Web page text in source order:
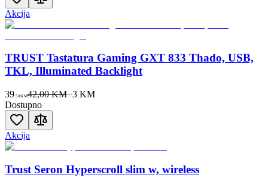
Akcija
TRUST Tastatura Gaming GXT 833 Thado, USB,
TKL, Illuminated Backlight
39 50KM42,00 KM−3KM
Dostupno
Akcija
Trust Seron Hyperscroll slim w, wireless